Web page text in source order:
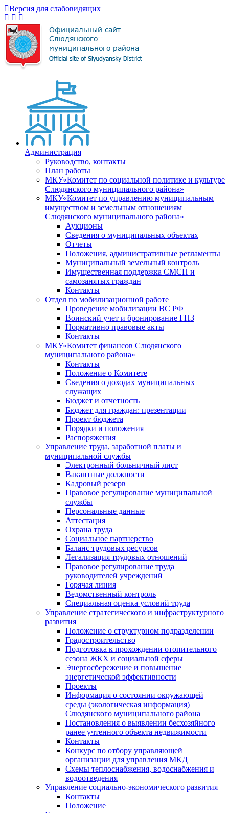
Версия для слабовидящих
Администрация
Руководство, контакты
План работы
МКУ«Комитет по социальной политике и культуре
Слюдянского муниципального района»
МКУ«Комитет по управлению муниципальным
имуществом и земельным отношениям
Слюдянского муниципального района»
Аукционы
Сведения о муниципальных объектах
Отчеты
Положения, административные регламенты
Муниципальный земельный контроль
Имущественная поддержка СМСП и
самозанятых граждан
Контакты
Отдел по мобилизационной работе
Проведение мобилизации ВС РФ
Воинский учет и бронирование ГПЗ
Нормативно правовые акты
Контакты
МКУ«Комитет финансов Слюдянского
муниципального района»
Контакты
Положение о Комитете
Сведения о доходах муниципальных
служащих
Бюджет и отчетность
Бюджет для граждан: презентации
Проект бюджета
Порядки и положения
Распоряжения
Управление труда, заработной платы и
муниципальной службы
Электронный больничный лист
Вакантные должности
Кадровый резерв
Правовое регулирование муниципальной
службы
Персональные данные
Аттестация
Охрана труда
Социальное партнерство
Баланс трудовых ресурсов
Легализация трудовых отношений
Правовое регулирование труда
руководителей учреждений
Горячая линия
Ведомственный контроль
Специальная оценка условий труда
Управление стратегического и инфраструктурного
развития
Положение о структурном подразделении
Градостроительство
Подготовка к прохождении отопительного
сезона ЖКХ и социальной сферы
Энергосбережение и повышение
энергетической эффективности
Проекты
Информация о состоянии окружающей
среды (экологическая информация)
Слюдянского муниципального района
Постановления о выявлении бесхозяйного
ранее учтенного объекта недвижимости
Контакты
Конкурс по отбору управляющей
организации для управления МКД
Схемы теплоснабжения, водоснабжения и
водоотведения
Управление социально-экономического развития
Контакты
Положение